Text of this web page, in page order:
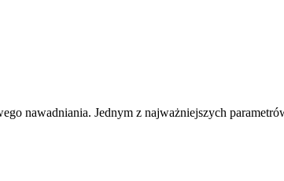
nawadniania. Jednym z najważniejszych